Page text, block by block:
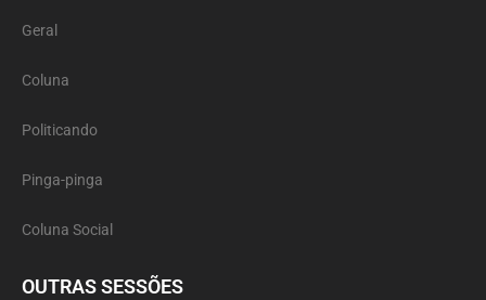
Geral
Coluna
Politicando
Pinga-pinga
Coluna Social
OUTRAS SESSÕES